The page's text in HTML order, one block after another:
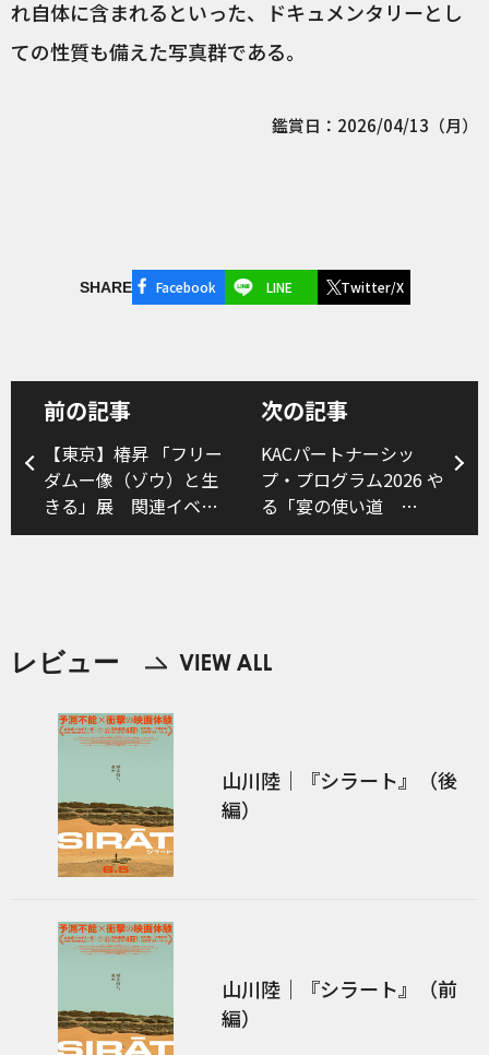
れ自体に含まれるといった、ドキュメンタリーとし
ての性質も備えた写真群である。
鑑賞日：2026/04/13（月）
SHARE Facebook LINE Twitter/X
前の記事
【東京】椿昇 「フリー
ダムー像（ゾウ）と生
きる」展 関連イベン
ト
次の記事
KACパートナーシッ
プ・プログラム2026 や
る「宴の使い道
USAGE of UTAGE」
レビュー
山川陸｜『シラート』（後
編）
山川陸｜『シラート』（前
編）